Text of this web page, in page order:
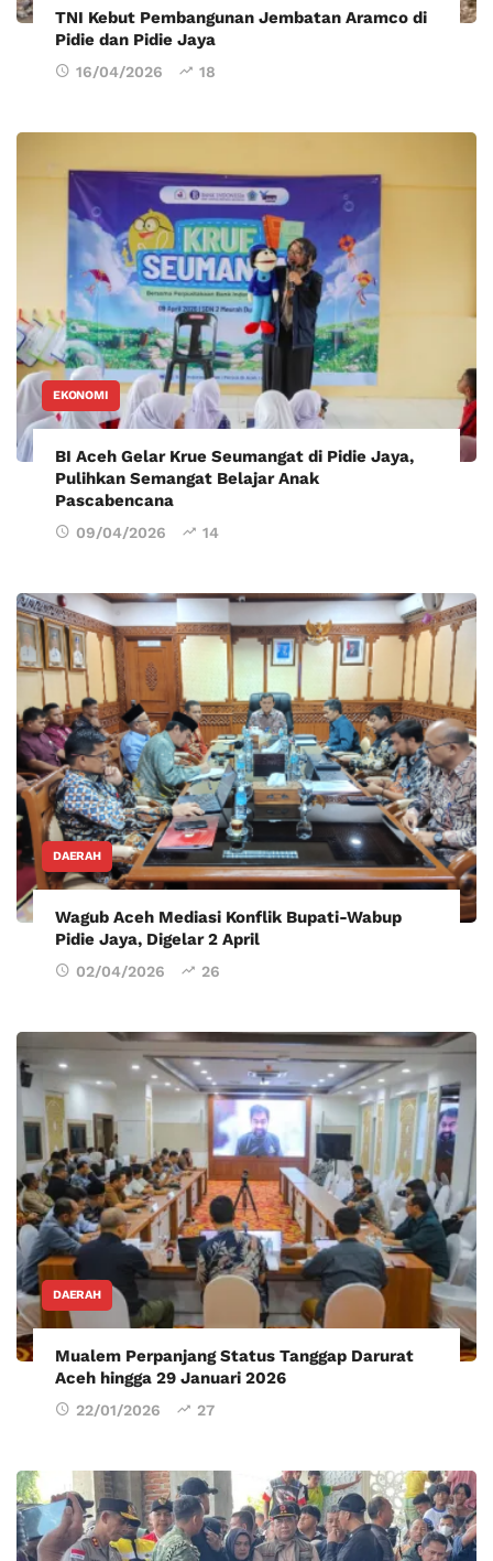
TNI Kebut Pembangunan Jembatan Aramco di
Pidie dan Pidie Jaya
16/04/2026 18
EKONOMI
BI Aceh Gelar Krue Seumangat di Pidie Jaya,
Pulihkan Semangat Belajar Anak
Pascabencana
09/04/2026 14
DAERAH
Wagub Aceh Mediasi Konflik Bupati-Wabup
Pidie Jaya, Digelar 2 April
02/04/2026 26
DAERAH
Mualem Perpanjang Status Tanggap Darurat
Aceh hingga 29 Januari 2026
22/01/2026 27